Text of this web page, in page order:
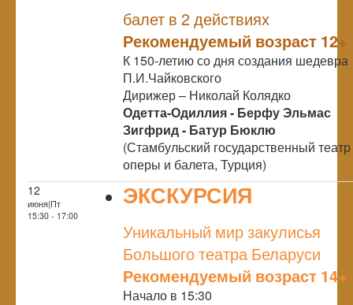
балет в 2 действиях
Рекомендуемый возраст 12+
К 150-летию со дня создания шедевра
П.И.Чайковского
Дирижер – Николай Колядко
Одетта-Одиллия - Берфу Эльмас
Зигфрид - Батур Бюклю
(Стамбульский государственный театр
оперы и балета, Турция)
12
июня|Пт
15:30 - 17:00
ЭКСКУРСИЯ
Уникальный мир закулисья
Большого театра Беларуси
Рекомендуемый возраст 14+
Начало в 15:30